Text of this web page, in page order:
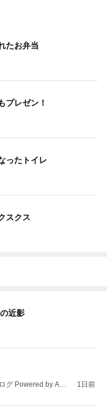
たお弁当
プレゼン！
ったトイレ
スクス
近影
グ Powered by Ame
1日前